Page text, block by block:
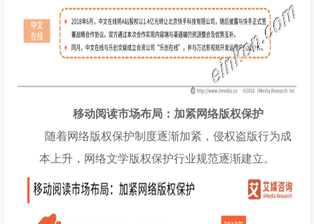
移动阅读市场布局：加紧网络版权保护
随着网络版权保护制度逐渐加紧，侵权盗版行为成
本上升，网络文学版权保护行业规范逐渐建立。